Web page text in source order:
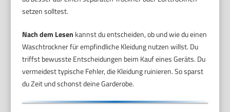
setzen solltest.
Nach dem Lesen kannst du entscheiden, ob und wie du einen
Waschtrockner für empfindliche Kleidung nutzen willst. Du
triffst bewusste Entscheidungen beim Kauf eines Geräts. Du
vermeidest typische Fehler, die Kleidung ruinieren. So sparst
du Zeit und schonst deine Garderobe.